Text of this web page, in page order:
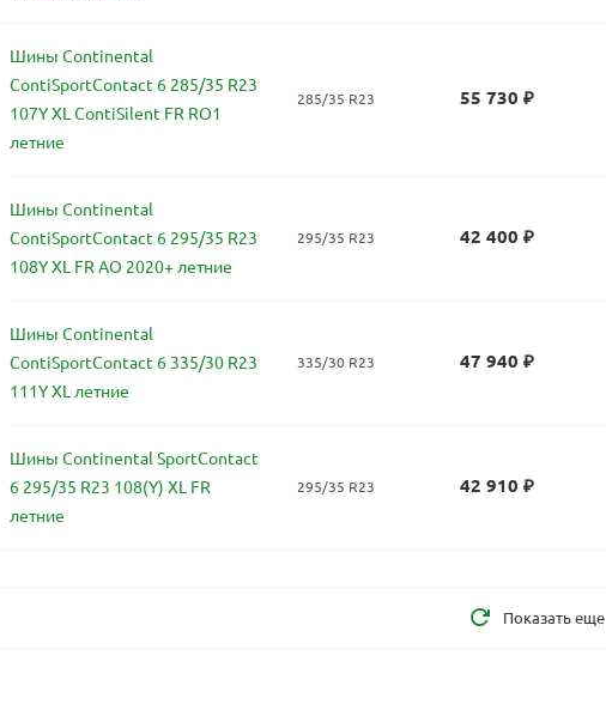
Шины Continental
ContiSportContact 6 285/35 R23
107Y XL ContiSilent FR RO1
летние
285/35 R23 55 730 ₽
Шины Continental
ContiSportContact 6 295/35 R23
108Y XL FR AO 2020+ летние
295/35 R23 42 400 ₽
Шины Continental
ContiSportContact 6 335/30 R23
111Y XL летние
335/30 R23 47 940 ₽
Шины Continental SportContact
6 295/35 R23 108(Y) XL FR
летние
295/35 R23 42 910 ₽
Показать еще